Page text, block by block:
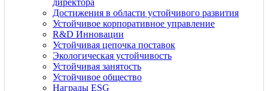
директора
Достижения в области устойчивого развития
Устойчивое корпоративное управление
R&D Инновации
Устойчивая цепочка поставок
Экологическая устойчивость
Устойчивая занятость
Устойчивое общество
Награды ESG